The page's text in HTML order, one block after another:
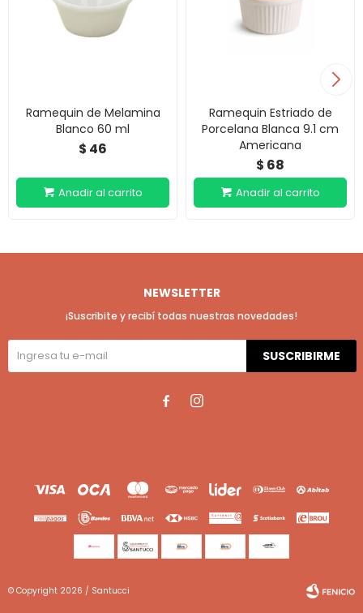
Ramequin de Melamina
Blanco 60 ml
$ 46
Ramequin Estriado de
Porcelana Blanca 9.1 cm
Americana
$ 68
NEWSLETTER
¡Suscribite y recibí todas nuestras novedades!
SUSCRIBIRME
 
© Copyright 2026 / Santucci